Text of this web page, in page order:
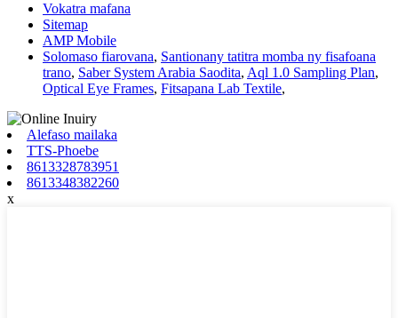
Vokatra mafana
Sitemap
AMP Mobile
Solomaso fiarovana, Santionany tatitra momba ny fisafoana
trano, Saber System Arabia Saodita, Aql 1.0 Sampling Plan,
Optical Eye Frames, Fitsapana Lab Textile,
Alefaso mailaka
TTS-Phoebe
8613328783951
8613348382260
x